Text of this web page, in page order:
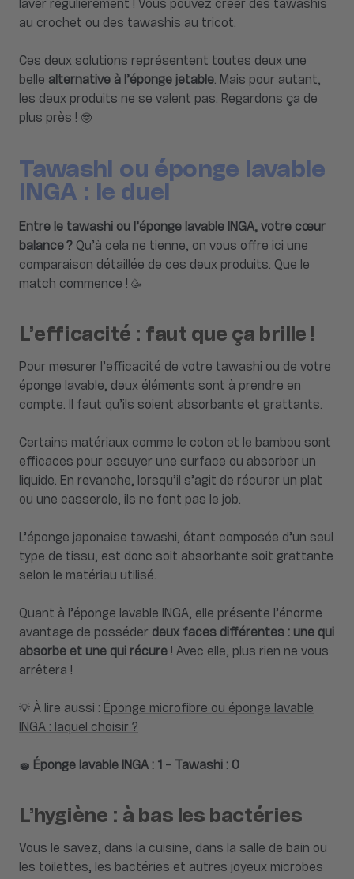
laver régulièrement ! Vous pouvez créer des tawashis
au crochet ou des tawashis au tricot.
Ces deux solutions représentent toutes deux une
belle alternative à l’éponge jetable. Mais pour autant,
les deux produits ne se valent pas. Regardons ça de
plus près ! 🤓
Tawashi ou éponge lavable
INGA : le duel
Entre le tawashi ou l’éponge lavable INGA, votre cœur
balance ? Qu’à cela ne tienne, on vous offre ici une
comparaison détaillée de ces deux produits. Que le
match commence ! 🥳
L’efficacité : faut que ça brille !
Pour mesurer l’efficacité de votre tawashi ou de votre
éponge lavable, deux éléments sont à prendre en
compte. Il faut qu’ils soient absorbants et grattants.
Certains matériaux comme le coton et le bambou sont
efficaces pour essuyer une surface ou absorber un
liquide. En revanche, lorsqu’il s’agit de récurer un plat
ou une casserole, ils ne font pas le job.
L’éponge japonaise tawashi, étant composée d’un seul
type de tissu, est donc soit absorbante soit grattante
selon le matériau utilisé.
Quant à l’éponge lavable INGA, elle présente l’énorme
avantage de posséder deux faces différentes : une qui
absorbe et une qui récure ! Avec elle, plus rien ne vous
arrêtera !
💡 À lire aussi : Éponge microfibre ou éponge lavable
INGA : laquel choisir ?
🧽 Éponge lavable INGA : 1 - Tawashi : 0
L’hygiène : à bas les bactéries
Vous le savez, dans la cuisine, dans la salle de bain ou
les toilettes, les bactéries et autres joyeux microbes